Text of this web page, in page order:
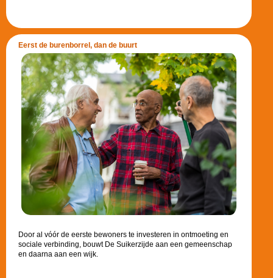
Eerst de burenborrel, dan de buurt
Door al vóór de eerste bewoners te investeren in ontmoeting en
sociale verbinding, bouwt De Suikerzijde aan een gemeenschap
en daarna aan een wijk.